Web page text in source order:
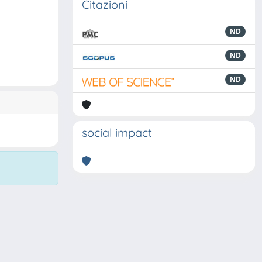
Citazioni
ND
ND
ND
social impact